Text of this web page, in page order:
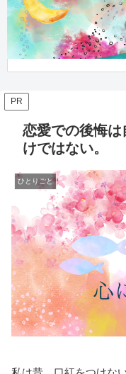
PR
恋愛での後悔
けではない。
ひとりごと